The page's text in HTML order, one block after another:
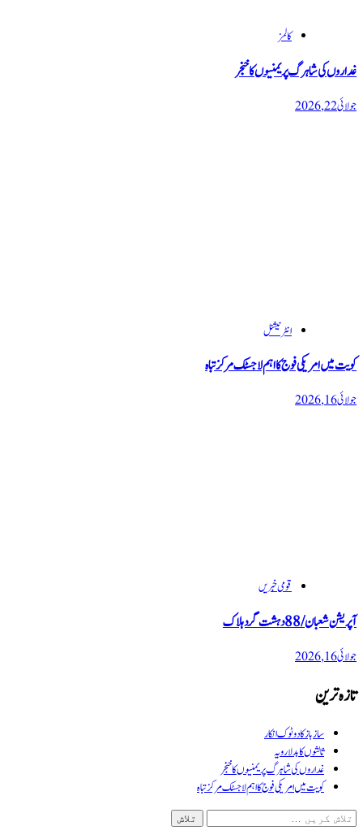
کالمز
غداروں کی شاہرگ پر یمنیوں کا خنجر
جولائی 22, 2026
انٹرنیشنل
کویت میں امریکی فوج کا اہم لاجسٹک مرکز تباہ
جولائی 16, 2026
قومی خبریں
آپریشن شعبان / 88 دہشت گرد ہلاک
جولائی 16, 2026
تازہ ترین
سازباز کا دوٹوک انکار
ثالثوں کا بدلا رویہ
غداروں کی شاہرگ پر یمنیوں کا خنجر
کویت میں امریکی فوج کا اہم لاجسٹک مرکز تباہ